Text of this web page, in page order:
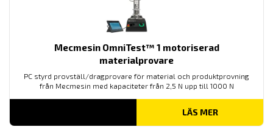
Mecmesin OmniTest™ 1 motoriserad
materialprovare
PC styrd provställ/dragprovare för material och produktprovning
från Mecmesin med kapaciteter från 2,5 N upp till 1000 N
LÄS MER